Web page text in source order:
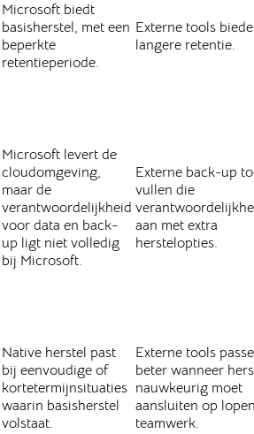
Microsoft biedt
basisherstel, met een
beperkte
retentieperiode.
Externe tools
langere retentie.
Microsoft levert de
cloudomgeving,
maar de
verantwoordelijkheid
voor data en back-
up ligt niet volledig
bij Microsoft.
Externe back-up
vullen die
aan met extra
herstelopties.
Native herstel past
bij eenvoudige of
kortetermijnsituaties
waarin basisherstel
volstaat.
Externe tools
beter wanneer
nauwkeurig moet
aansluiten op
teamwerk.